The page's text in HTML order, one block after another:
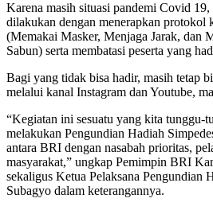
Karena masih situasi pandemi Covid
dilakukan dengan menerapkan protokol
(Memakai Masker, Menjaga Jarak, dan
Sabun) serta membatasi peserta yang
Bagi yang tidak bisa hadir, masih tetap
melalui kanal Instagram dan Youtube,
“Kegiatan ini sesuatu yang kita tunggu-
melakukan Pengundian Hadiah
antara BRI dengan nasabah prioritas,
masyarakat,” ungkap Pemimpin BRI
sekaligus Ketua Pelaksana Pengundian
Subagyo dalam keterangannya.